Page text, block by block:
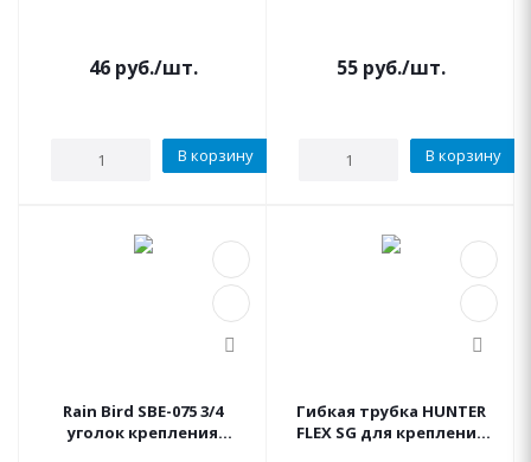
46руб./шт.
В корзину
55руб./шт.
В корзину
Rain Bird SBE-075 3/4
уголок крепления
Гибкая трубка HUNTER
FLEX SG для крепления